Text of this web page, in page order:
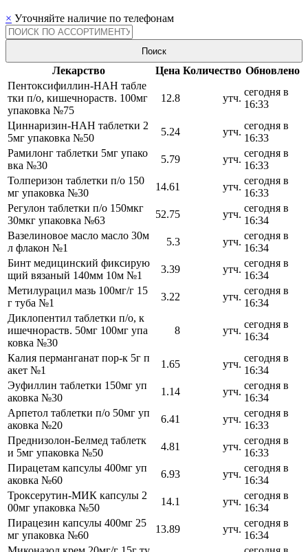
× Уточняйте наличие по телефонам
Поиск
Лекарство Цена Количество Обновлено
Пентоксифиллин-НАН табле
тки п/о, кишечнораств. 100мг
упаковка №75
12.8 утч.
сегодня в
16:33
Циннаризин-НАН таблетки 2
5мг упаковка №50
5.24 утч.
сегодня в
16:33
Рамилонг таблетки 5мг упако
вка №30
5.79 утч.
сегодня в
16:33
Толперизон таблетки п/о 150
мг упаковка №30
14.61 утч.
сегодня в
16:33
Регулон таблетки п/о 150мкг
30мкг упаковка №63
52.75 утч.
сегодня в
16:34
Вазелиновое масло масло 30м
л флакон №1
5.3 утч.
сегодня в
16:34
Бинт медицинский фиксирую
щий вязаный 140мм 10м №1
3.39 утч.
сегодня в
16:34
Метилурацил мазь 100мг/г 15
г туба №1
3.22 утч.
сегодня в
16:34
Диклопентил таблетки п/о, к
ишечнораств. 50мг 100мг упа
ковка №30
8 утч.
сегодня в
16:34
Калия перманганат пор-к 5г п
акет №1
1.65 утч.
сегодня в
16:34
Эуфиллин таблетки 150мг уп
аковка №30
1.14 утч.
сегодня в
16:34
Арпетол таблетки п/о 50мг уп
аковка №20
6.41 утч.
сегодня в
16:33
Преднизолон-Белмед таблетк
и 5мг упаковка №50
4.81 утч.
сегодня в
16:33
Пирацетам капсулы 400мг уп
аковка №60
6.93 утч.
сегодня в
16:34
Троксерутин-МИК капсулы 2
00мг упаковка №50
14.1 утч.
сегодня в
16:34
Пирацезин капсулы 400мг 25
мг упаковка №60
13.89 утч.
сегодня в
16:34